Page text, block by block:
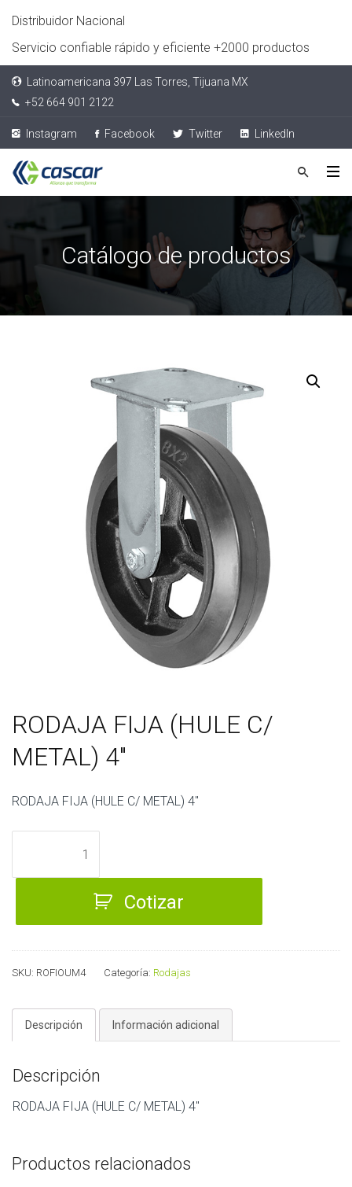
Distribuidor Nacional
Servicio confiable rápido y eficiente +2000 productos
Latinoamericana 397 Las Torres, Tijuana MX
+52 664 901 2122
Instagram Facebook Twitter LinkedIn
Catálogo de productos
RODAJA FIJA (HULE C/
METAL) 4″
RODAJA FIJA (HULE C/ METAL) 4″
(HULE
METAL)
Cotizar
SKU: ROFIOUM4 Categoría: Rodajas
Descripción Información adicional
Descripción
RODAJA FIJA (HULE C/ METAL) 4″
Productos relacionados